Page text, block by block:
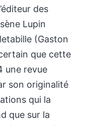
des
Lupin
(Gaston
que cette
une revue
son originalité
qui la
que sur la